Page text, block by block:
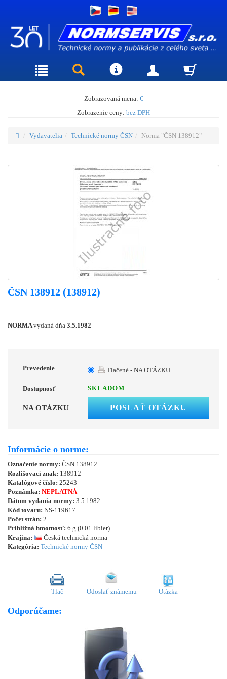
Zobrazovaná mena: €
Zobrazenie ceny: bez DPH
Vydavatelia Technické normy ČSN Norma "ČSN 138912"
ČSN 138912 (138912)
NORMAvydaná dňa 3.5.1982
Prevedenie Tlačené - NA OTÁZKU
Dostupnosť SKLADOM
NA OTÁZKU POSLAŤ OTÁZKU
Informácie o norme:
Označenie normy: ČSN 138912
Rozlišovací znak: 138912
Katalógové číslo: 25243
Poznámka: NEPLATNÁ
Dátum vydania normy: 3.5.1982
Kód tovaru: NS-119617
Počet strán: 2
Približná hmotnosť: 6 g (0.01 libier)
Krajina:
Česká technická norma
Kategória: Technické normy ČSN
Tlač Odoslať známemu Otázka
Odporúčame: